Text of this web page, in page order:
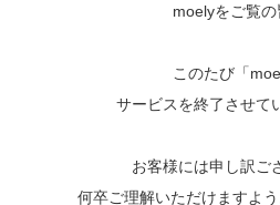
moelyをご覧の
このたび「
サービスを終了させて
お客様には申し訳ご
何卒ご理解いただけますよう